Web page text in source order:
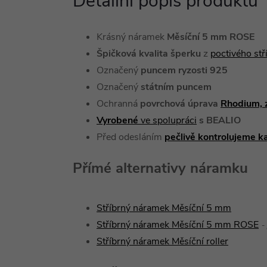
Krásný náramek Měsíční 5 mm ROSE
Špičková kvalita šperku z poctivého
Označený puncem ryzosti 925
Označený státním puncem
Ochranná povrchová úprava Rhodium,
Vyrobené ve spolupráci s BEALIO
Před odesláním pečlivě kontrolujeme
Přímé alternativy náramku
Stříbrný náramek Měsíční 5 mm
Stříbrný náramek Měsíční 5 mm ROSE -
Stříbrný náramek Měsíční roller